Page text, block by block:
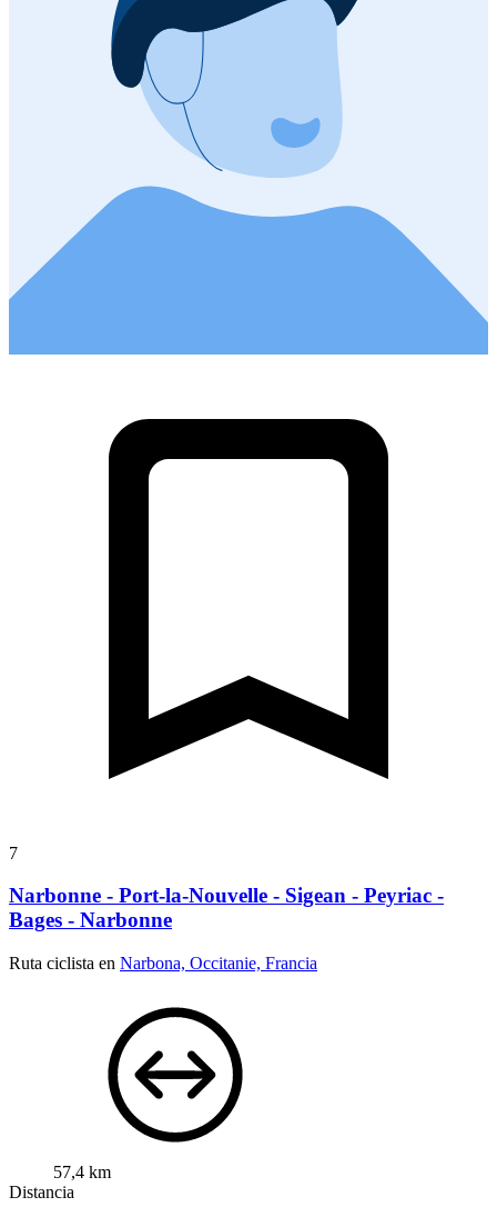
7
Narbonne - Port-la-Nouvelle - Sigean - Peyriac -
Bages - Narbonne
Ruta ciclista en Narbona, Occitanie, Francia
57,4 km
Distancia